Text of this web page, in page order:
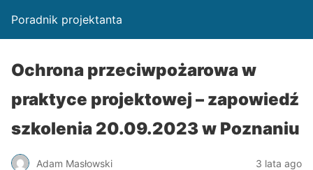
Poradnik projektanta
Ochrona przeciwpożarowa w
praktyce projektowej – zapowiedź
szkolenia 20.09.2023 w Poznaniu
Adam Masłowski 3 lata ago